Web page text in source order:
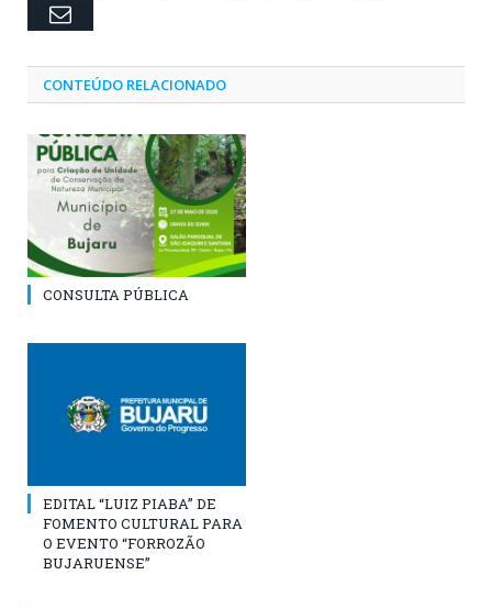
Email
CONTEÚDO RELACIONADO
CONSULTA PÚBLICA
EDITAL “LUIZ PIABA” DE
FOMENTO CULTURAL PARA
O EVENTO “FORROZÃO
BUJARUENSE”